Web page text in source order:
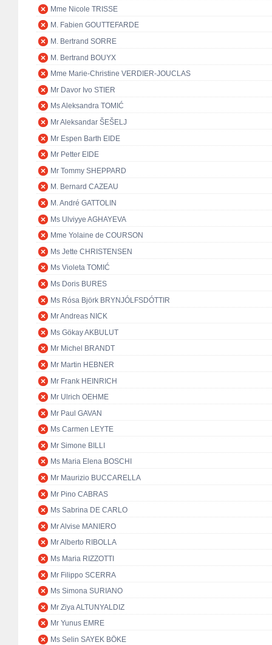
Mme Nicole TRISSE
M. Fabien GOUTTEFARDE
M. Bertrand SORRE
M. Bertrand BOUYX
Mme Marie-Christine VERDIER-JOUCLAS
Mr Davor Ivo STIER
Ms Aleksandra TOMIĆ
Mr Aleksandar ŠEŠELJ
Mr Espen Barth EIDE
Mr Petter EIDE
Mr Tommy SHEPPARD
M. Bernard CAZEAU
M. André GATTOLIN
Ms Ulviyye AGHAYEVA
Mme Yolaine de COURSON
Ms Jette CHRISTENSEN
Ms Violeta TOMIĆ
Ms Doris BURES
Ms Rósa Björk BRYNJÓLFSDÓTTIR
Mr Andreas NICK
Ms Gökay AKBULUT
Mr Michel BRANDT
Mr Martin HEBNER
Mr Frank HEINRICH
Mr Ulrich OEHME
Mr Paul GAVAN
Ms Carmen LEYTE
Mr Simone BILLI
Ms Maria Elena BOSCHI
Mr Maurizio BUCCARELLA
Mr Pino CABRAS
Ms Sabrina DE CARLO
Mr Alvise MANIERO
Mr Alberto RIBOLLA
Ms Maria RIZZOTTI
Mr Filippo SCERRA
Ms Simona SURIANO
Mr Ziya ALTUNYALDIZ
Mr Yunus EMRE
Ms Selin SAYEK BÖKE